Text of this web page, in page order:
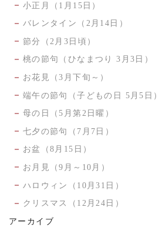
小正月（1月15日）
バレンタイン（2月14日）
節分（2月3日頃）
桃の節句（ひなまつり 3月3日）
お花見（3月下旬～）
端午の節句（子どもの日 5月5日）
母の日（5月第2日曜）
七夕の節句（7月7日）
お盆（8月15日）
お月見（9月～10月）
ハロウィン（10月31日）
クリスマス（12月24日）
アーカイブ